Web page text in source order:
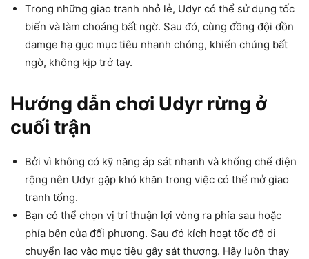
Trong những giao tranh nhỏ lẻ, Udyr có thể sử dụng tốc
biến và làm choáng bất ngờ. Sau đó, cùng đồng đội dồn
damge hạ gục mục tiêu nhanh chóng, khiến chúng bất
ngờ, không kịp trở tay.
Hướng dẫn chơi Udyr rừng ở
cuối trận
Bởi vì không có kỹ năng áp sát nhanh và khống chế diện
rộng nên Udyr gặp khó khăn trong việc có thể mở giao
tranh tổng.
Bạn có thể chọn vị trí thuận lợi vòng ra phía sau hoặc
phía bên của đối phương. Sau đó kích hoạt tốc độ di
chuyển lao vào mục tiêu gây sát thương. Hãy luôn thay